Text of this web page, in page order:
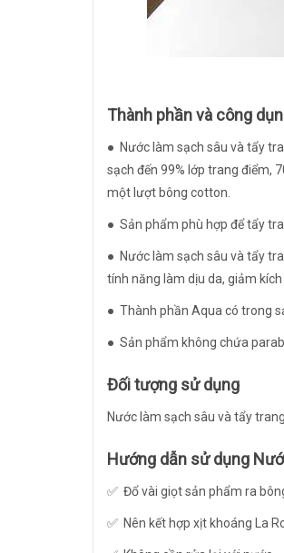
Thành phần và công
● Nước làm sạch sâu và tẩy
sạch đến 99% lớp trang điểm,
một lượt bông cotton.
● Sản phẩm phù hợp để tẩy
● Nước làm sạch sâu và tẩy
tính năng làm dịu da, giảm
● Thành phần Aqua có trong
● Sản phẩm không chứa
Đối tượng sử dụng
Nước làm sạch sâu và tẩy
Hướng dẫn sử dụng
✅ Đổ vài giọt sản phẩm ra
✅ Nên kết hợp xịt khoáng La